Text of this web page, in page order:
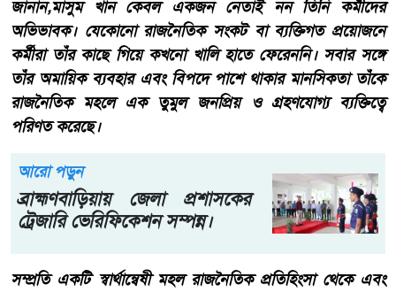
জানান,মাসুম খান কেবল একজন নেতাই নন তিনি কর্মীদের
অভিভাবক। যেকোনো রাজনৈতিক সংকট বা ব্যক্তিগত প্রয়োজনে
কর্মীরা তাঁর কাছে গিয়ে কখনো খালি হাতে ফেরেননি। সবার সঙ্গে
তাঁর অমায়িক ব্যবহার এবং বিপদে পাশে থাকার মানসিকতা তাঁকে
রাজনৈতিক মহলে এক তুমুল জনপ্রিয় ও গ্রহণযোগ্য ব্যক্তিত্বে
পরিণত করেছে।
আরো পড়ুন
ব্রাহ্মণবাড়িয়ায় জেলা প্রশাসকের
ট্রেজারি ভেরিফিকেশন সম্পন্ন।
সম্প্রতি একটি স্বার্থান্বেষী মহল রাজনৈতিক প্রতিহিংসা থেকে এবং